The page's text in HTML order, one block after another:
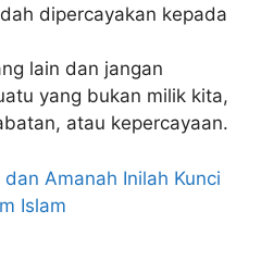
dipercayakan kepada
lain dan jangan
yang bukan milik kita,
atau kepercayaan.
Amanah Inilah Kunci
Islam